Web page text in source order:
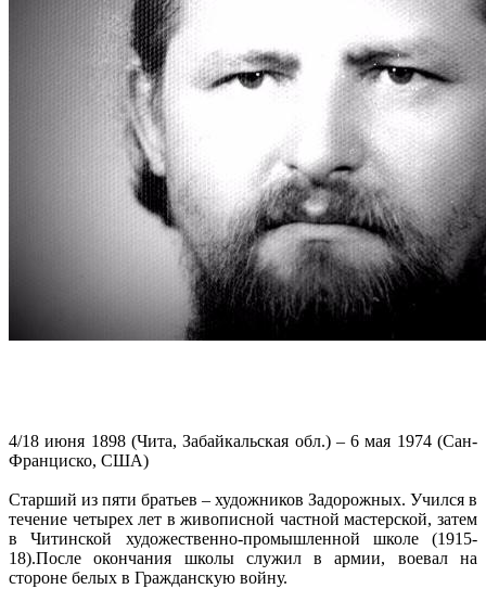
4/18 июня 1898 (Чита, Забайкальская обл.) – 6 мая 1974 (Сан-
Франциско, США)
Старший из пяти братьев – художников Задорожных. Учился в
течение четырех лет в живописной частной мастерской, затем
в Читинской художественно-промышленной школе (1915-
18).После окончания школы служил в армии, воевал на
стороне белых в Гражданскую войну.